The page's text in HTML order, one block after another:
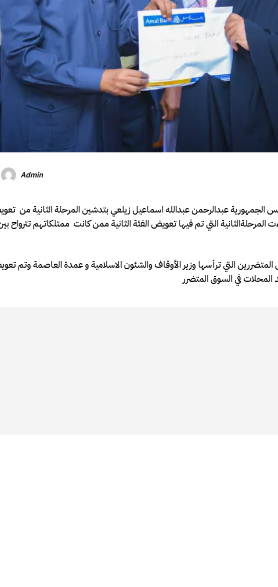
Admin
الجمهورية عبدالرحمن عبدالله اسماعيل زيلعي بتدشين المرحلة الثانية من
التي تم فيها تعويض الفئة الثانية ممن كانت ممتلكاتهم تترواح
المتضررين التي ترأسها وزير الأوقاف والشئون الاسلامية و عمدة العاصمة وتم